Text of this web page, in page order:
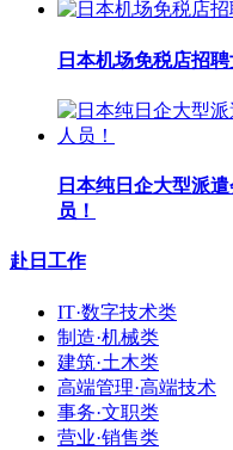
日本机场免税店招
日本纯日企大型派
员！
赴日工作
IT·数字技术类
制造·机械类
建筑·土木类
高端管理·高端技术
事务·文职类
营业·销售类